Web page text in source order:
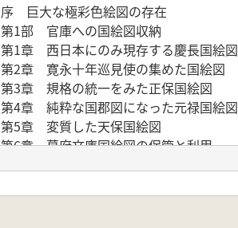
序 巨大な極彩色絵図の存在
第1部 官庫への国絵図収納
第1章 西日本にのみ現存する慶長国絵図
第2章 寛永十年巡見使の集めた国絵図
第3章 規格の統一をみた正保国絵図
第4章 純粋な国郡図になった元禄国絵図
第5章 変質した天保国絵図
第6章 幕府文庫国絵図の保管と利用
第1章 江戸初期日本総図研究の展開